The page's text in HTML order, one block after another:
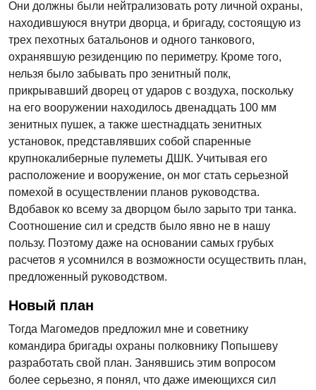
Они должны были нейтрализовать роту личной охраны,
находившуюся внутри дворца, и бригаду, состоящую из
трех пехотных батальонов и одного танкового,
охранявшую резиденцию по периметру. Кроме того,
нельзя было забывать про зенитный полк,
прикрывавший дворец от ударов с воздуха, поскольку
на его вооружении находилось двенадцать 100 мм
зенитных пушек, а также шестнадцать зенитных
установок, представлявших собой спаренные
крупнокалиберные пулеметы ДШК. Учитывая его
расположение и вооружение, он мог стать серьезной
помехой в осуществлении планов руководства.
Вдобавок ко всему за дворцом было зарыто три танка.
Соотношение сил и средств было явно не в нашу
пользу. Поэтому даже на основании самых грубых
расчетов я усомнился в возможности осуществить план,
предложенный руководством.
Новый план
Тогда Магомедов предложил мне и советнику
командира бригады охраны полковнику Попышеву
разработать свой план. Занявшись этим вопросом
более серьезно, я понял, что даже имеющихся сил